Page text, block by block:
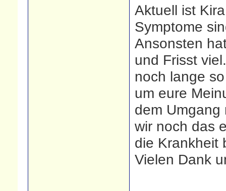
Aktuell ist
Symptome
Ansonsten
und Frisst
noch lange
um eure
dem Umgang
wir noch das
die Krankheit
Vielen Dank